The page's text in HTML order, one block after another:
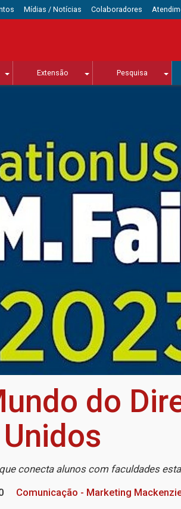
Mídias / Notícias Colaboradores
Extensão Pesquisa
do
Unidos
conecta alunos com faculdades
Comunicação - Marketing